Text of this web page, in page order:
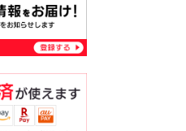
リード し
ツ
またた